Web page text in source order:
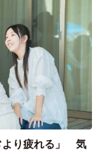
より疲れる」 気